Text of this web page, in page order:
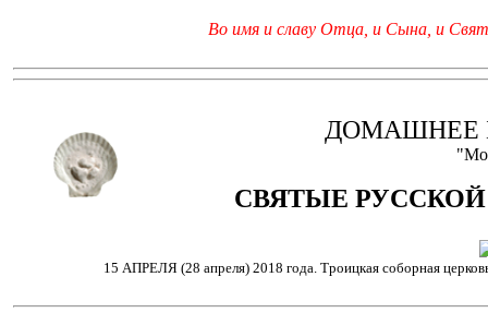
Во имя и славу Отца, и Сына, и
ДОМАШНЕЕ
СВЯТЫЕ
15 АПРЕЛЯ (28 апреля) 2018 года. Троицкая соборная